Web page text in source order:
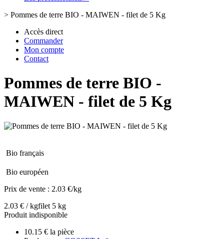
> Pommes de terre BIO - MAIWEN - filet de 5 Kg
Accès direct
Commander
Mon compte
Contact
Pommes de terre BIO -
MAIWEN - filet de 5 Kg
Bio français
Bio européen
Prix de vente : 2.03 €/kg
2.03 € / kgfilet 5 kg
Produit indisponible
10.15 € la pièce